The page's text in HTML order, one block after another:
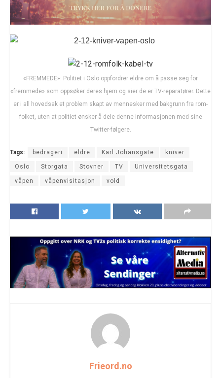
«FREMMEDE»: Politiet i Oslo oppfordrer eldre om å passe seg for
«fremmede» som oppsøker deres hjem og sier de er TV-reparatører. Dette
er i all hovedsak et problem skapt av mennesker med bakgrunn fra rom-
folket, uten at politiet ønsker å dele denne informasjonen med sine
Twitter-følgere.
Tags: bedrageri eldre Karl Johansgate kniver
Oslo Storgata Stovner TV Universitetsgata
våpen våpenvisitasjon vold
Frieord.no